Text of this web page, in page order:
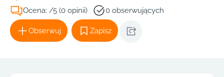
Ocena: /5 (0 opinii)
0 obserwujących
Obserwuj Zapisz